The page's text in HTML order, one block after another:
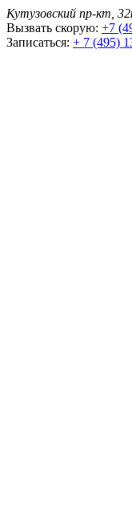
Кутузовский пр-кт,
Вызвать скорую: +7
Записаться: + 7 (495)